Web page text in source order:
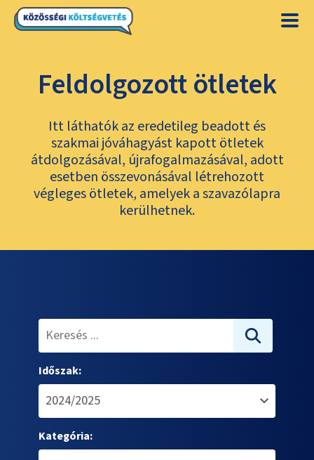
Feldolgozott ötletek
Itt láthatók az eredetileg beadott és
szakmai jóváhagyást kapott ötletek
átdolgozásával, újrafogalmazásával, adott
esetben összevonásával létrehozott
végleges ötletek, amelyek a szavazólapra
kerülhetnek.
Időszak:
Kategória: